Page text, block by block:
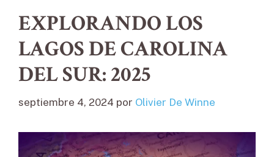
EXPLORANDO LOS
LAGOS DE CAROLINA
DEL SUR: 2025
septiembre 4, 2024 por Olivier De Winne